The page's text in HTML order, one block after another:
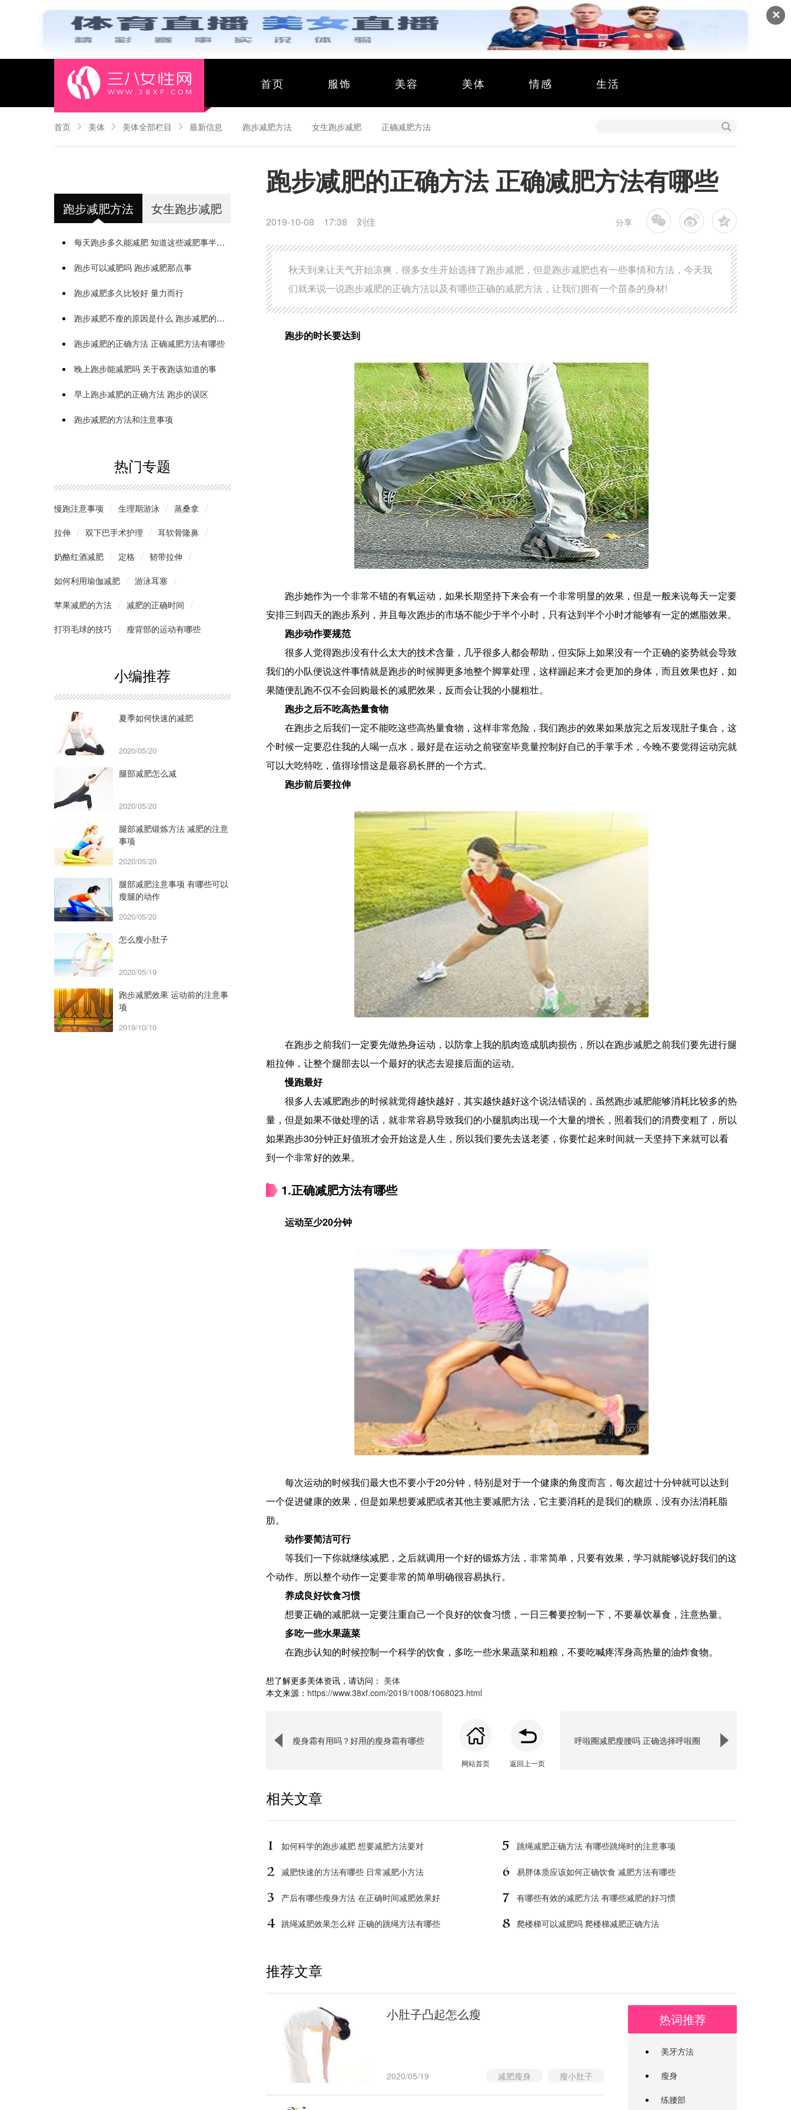
✕
首页 服饰 美容 美体 情感 生活
首页 美体 美体全部栏目 最新信息 跑步减肥方法 女生跑步减肥 正确减肥方法
跑步减肥方法 女生跑步减肥
每天跑步多久能减肥 知道这些减肥事半功倍
跑步可以减肥吗 跑步减肥那点事
跑步减肥多久比较好 量力而行
跑步减肥不瘦的原因是什么 跑步减肥的细节要注意
跑步减肥的正确方法 正确减肥方法有哪些
晚上跑步能减肥吗 关于夜跑该知道的事
早上跑步减肥的正确方法 跑步的误区
跑步减肥的方法和注意事项
热门专题
慢跑注意事项 生理期游泳 蒸桑拿
拉伸 双下巴手术护理 耳软骨隆鼻
奶酪红酒减肥 定格 韧带拉伸
如何利用瑜伽减肥 游泳耳塞
苹果减肥的方法 减肥的正确时间
打羽毛球的技巧 瘦背部的运动有哪些
小编推荐
夏季如何快速的减肥
2020/05/20
腿部减肥怎么减
2020/05/20
腿部减肥锻炼方法 减肥的注意
事项
2020/05/20
腿部减肥注意事项 有哪些可以
瘦腿的动作
2020/05/20
怎么瘦小肚子
2020/05/19
跑步减肥效果 运动前的注意事
项
2019/10/10
跑步减肥的正确方法 正确减肥方法有哪些
2019-10-08 17:38 刘佳 分享
秋天到来让天气开始凉爽，很多女生开始选择了跑步减肥，但是跑步减肥也有一些事情和方法，今天我
们就来说一说跑步减肥的正确方法以及有哪些正确的减肥方法，让我们拥有一个苗条的身材!
跑步的时长要达到
跑步她作为一个非常不错的有氧运动，如果长期坚持下来会有一个非常明显的效果，但是一般来说每天一定要
安排三到四天的跑步系列，并且每次跑步的市场不能少于半个小时，只有达到半个小时才能够有一定的燃脂效果。
跑步动作要规范
很多人觉得跑步没有什么太大的技术含量，几乎很多人都会帮助，但实际上如果没有一个正确的姿势就会导致
我们的小队便说这件事情就是跑步的时候脚更多地整个脚掌处理，这样蹦起来才会更加的身体，而且效果也好，如
果随便乱跑不仅不会回购最长的减肥效果，反而会让我的小腿粗壮。
跑步之后不吃高热量食物
在跑步之后我们一定不能吃这些高热量食物，这样非常危险，我们跑步的效果如果放完之后发现肚子集合，这
个时候一定要忍住我的人喝一点水，最好是在运动之前寝室毕竟量控制好自己的手掌手术，今晚不要觉得运动完就
可以大吃特吃，值得珍惜这是最容易长胖的一个方式。
跑步前后要拉伸
在跑步之前我们一定要先做热身运动，以防拿上我的肌肉造成肌肉损伤，所以在跑步减肥之前我们要先进行腿
粗拉伸，让整个腿部去以一个最好的状态去迎接后面的运动。
慢跑最好
很多人去减肥跑步的时候就觉得越快越好，其实越快越好这个说法错误的，虽然跑步减肥能够消耗比较多的热
量，但是如果不做处理的话，就非常容易导致我们的小腿肌肉出现一个大量的增长，照着我们的消费变粗了，所以
如果跑步30分钟正好值班才会开始这是人生，所以我们要先去送老婆，你要忙起来时间就一天坚持下来就可以看
到一个非常好的效果。
1.正确减肥方法有哪些
运动至少20分钟
每次运动的时候我们最大也不要小于20分钟，特别是对于一个健康的角度而言，每次超过十分钟就可以达到
一个促进健康的效果，但是如果想要减肥或者其他主要减肥方法，它主要消耗的是我们的糖原，没有办法消耗脂
肪。
动作要简洁可行
等我们一下你就继续减肥，之后就调用一个好的锻炼方法，非常简单，只要有效果，学习就能够说好我们的这
个动作。所以整个动作一定要非常的简单明确很容易执行。
养成良好饮食习惯
想要正确的减肥就一定要注重自己一个良好的饮食习惯，一日三餐要控制一下，不要暴饮暴食，注意热量。
多吃一些水果蔬菜
在跑步认知的时候控制一个科学的饮食，多吃一些水果蔬菜和粗粮，不要吃喊疼浑身高热量的油炸食物。
想了解更多美体资讯，请访问： 美体
本文来源： https://www.38xf.com/2019/1008/1068023.html
瘦身霜有用吗？好用的瘦身霜有哪些
网站首页 返回上一页
呼啦圈减肥瘦腰吗 正确选择呼啦圈
相关文章
如何科学的跑步减肥 想要减肥方法要对
减肥快速的方法有哪些 日常减肥小方法
产后有哪些瘦身方法 在正确时间减肥效果好
跳绳减肥效果怎么样 正确的跳绳方法有哪些
跳绳减肥正确方法 有哪些跳绳时的注意事项
易胖体质应该如何正确饮食 减肥方法有哪些
有哪些有效的减肥方法 有哪些减肥的好习惯
爬楼梯可以减肥吗 爬楼梯减肥正确方法
推荐文章
小肚子凸起怎么瘦
2020/05/19 减肥瘦身
瘦小肚子
热词推荐
美牙方法
瘦身
练腰部